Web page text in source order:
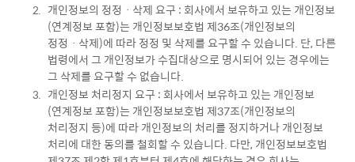
개인정보의 정정ㆍ삭제 요구 : 회사에서 보유하고 있는 개인정보
(연계정보 포함)는 개인정보보호법 제36조(개인정보의
정정ㆍ삭제)에 따라 정정 및 삭제를 요구할 수 있습니다. 단, 다른
법령에서 그 개인정보가 수집대상으로 명시되어 있는 경우에는
그 삭제를 요구할 수 없습니다.
개인정보 처리정지 요구 : 회사에서 보유하고 있는 개인정보
(연계정보 포함)는 개인정보보호법 제37조(개인정보의
처리정지 등)에 따라 개인정보의 처리를 정지하거나 개인정보
처리에 대한 동의를 철회할 수 있습니다. 다만, 개인정보보호법